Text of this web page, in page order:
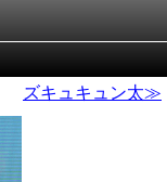
ズキュキュン太≫